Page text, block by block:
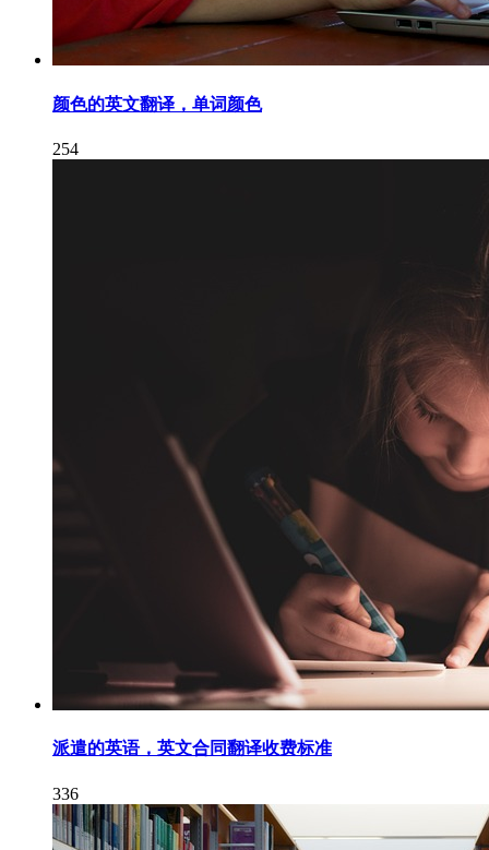
颜色的英文翻译，单词颜色
254
派遣的英语，英文合同翻译收费标准
336